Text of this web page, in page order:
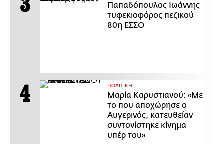
Παπαδόπουλος Ιωάννης
τυφεκιοφόρος πεζικού
80η ΕΣΣΟ
ΠΟΛΙΤΙΚΗ
Μαρία Καρυστιανού: «Με
το που αποχώρησε ο
Αυγερινός, κατευθείαν
συντονίστηκε κίνημα
υπέρ του»